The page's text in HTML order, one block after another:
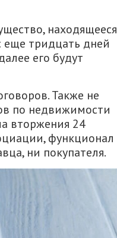
находящееся
еще тридцать дней
его будут
Также не
по недвижимости
вторжения 24
функционал
ни покупателя.